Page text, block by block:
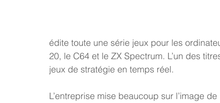
édite toute une série jeux pour les
20, le C64 et le ZX Spectrum. L’un des
jeux de stratégie en temps réel.
L’entreprise mise beaucoup sur l’image